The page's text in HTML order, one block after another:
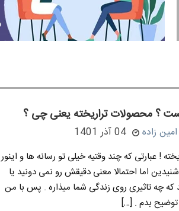
؟ محصولات تراریخته یعنی چی ؟
زاده 04 آذر 1401
! عبارتی که چند وقتیه خیلی تو رسانه ها و اینور
اما احتمالا معنی دقیقش رو نمی دونید یا
که چه تاثیری روی زندگی شما میذاره . پس با من
توضیح بدم . […]